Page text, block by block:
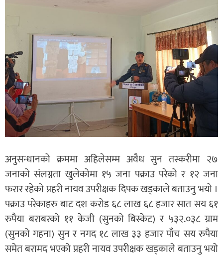
अनुसन्धानको क्रममा अहिलेसम्म अवैध सुन तस्करीमा २७
जनाको संलग्नता खुलेकोमा १५ जना पक्राउ परेको र १२ जना
फरार रहेको प्रहरी नायव उपरीक्षक दिपक खड्काले बताउनु भयो ।
पक्राउ परेकाहरु बाट दश करोड ६८ लाख ६८ हजार सात सय ६१
रुपैया बराबरको ११ केजी (सुनको बिस्केट) र ५३२.०३८ ग्राम
(सुनको गहना) सुन र नगद १८ लाख ३३ हजार पाँच सय रुपैया
समेत बरामद भएको प्रहरी नायव उपरीक्षक खड्काले बताउनु भयो